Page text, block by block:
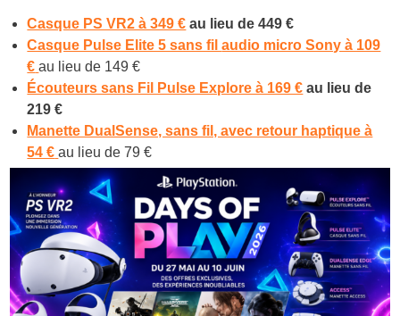
Casque PS VR2 à 349 € au lieu de 449 €
Casque Pulse Elite 5 sans filaudio micro Sony à 109
€ au lieu de 149 €
Écouteurs sans Fil Pulse Explore à 169 € au lieu de
219 €
Manette DualSense, sans fil, avec retour haptique à
54 € au lieu de 79 €